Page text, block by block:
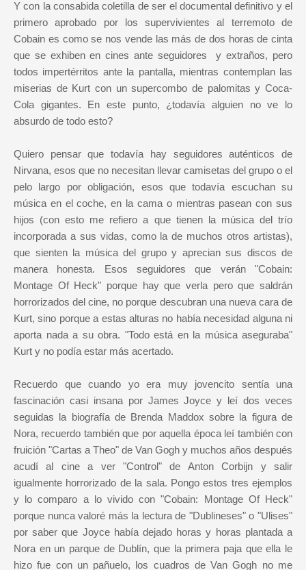
Y con la consabida coletilla de ser el documental definitivo y el
primero aprobado por los supervivientes al terremoto de
Cobain es como se nos vende las más de dos horas de cinta
que se exhiben en cines ante seguidores y extraños, pero
todos impertérritos ante la pantalla, mientras contemplan las
miserias de Kurt con un supercombo de palomitas y Coca-
Cola gigantes. En este punto, ¿todavía alguien no ve lo
absurdo de todo esto?
Quiero pensar que todavía hay seguidores auténticos de
Nirvana, esos que no necesitan llevar camisetas del grupo o el
pelo largo por obligación, esos que todavía escuchan su
música en el coche, en la cama o mientras pasean con sus
hijos (con esto me refiero a que tienen la música del trío
incorporada a sus vidas, como la de muchos otros artistas),
que sienten la música del grupo y aprecian sus discos de
manera honesta. Esos seguidores que verán "Cobain:
Montage Of Heck" porque hay que verla pero que saldrán
horrorizados del cine, no porque descubran una nueva cara de
Kurt, sino porque a estas alturas no había necesidad alguna ni
aporta nada a su obra. "Todo está en la música aseguraba"
Kurt y no podía estar más acertado.
Recuerdo que cuando yo era muy jovencito sentía una
fascinación casi insana por James Joyce y leí dos veces
seguidas la biografía de Brenda Maddox sobre la figura de
Nora, recuerdo también que por aquella época leí también con
fruición "Cartas a Theo" de Van Gogh y muchos años después
acudí al cine a ver "Control" de Anton Corbijn y salir
igualmente horrorizado de la sala. Pongo estos tres ejemplos
y lo comparo a lo vivido con "Cobain: Montage Of Heck"
porque nunca valoré más la lectura de "Dublineses" o "Ulises"
por saber que Joyce había dejado horas y horas plantada a
Nora en un parque de Dublín, que la primera paja que ella le
hizo fue con un pañuelo, los cuadros de Van Gogh no me